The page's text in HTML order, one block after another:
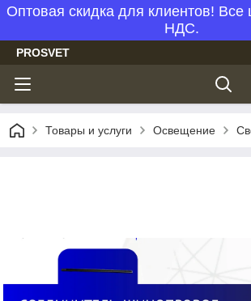
Оптовая скидка для клиентов! Все
НДС.
PROSVET
Товары и услуги Освещение